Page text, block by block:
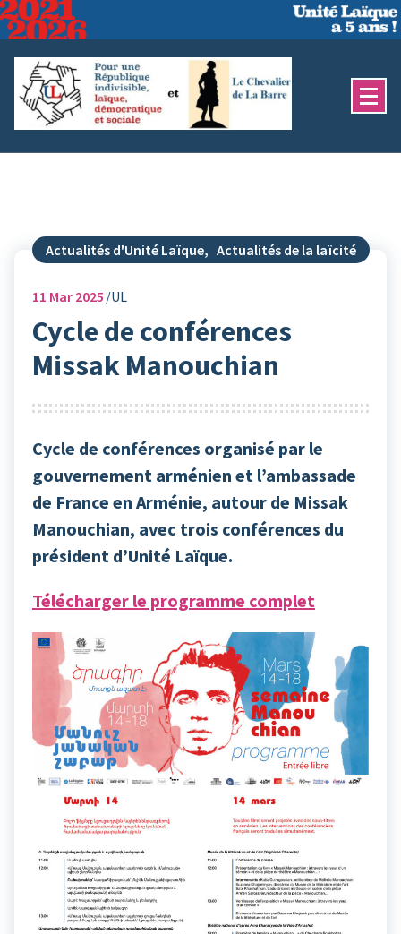
Aller
au
contenu
Actualités d'Unité Laïque, Actualités de la laïcité
11 Mar 2025 UL
Cycle de conférences
Missak Manouchian
Cycle de conférences organisé par le
gouvernement arménien et l’ambassade
de France en Arménie, autour de Missak
Manouchian, avec trois conférences du
président d’Unité Laïque.
Télécharger le programme complet